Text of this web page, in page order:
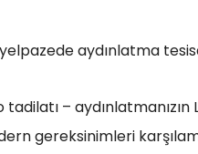
aydınlatma
tadilatı –
gereksinimleri